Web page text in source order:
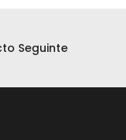
Seguinte